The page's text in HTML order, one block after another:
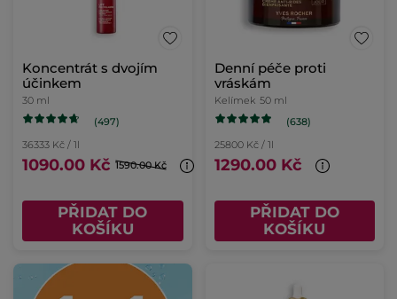
Koncentrát s dvojím
účinkem
30 ml
(497)
36333 Kč / 1l
1090.00 Kč 1590.00 Kč
PŘIDAT DO
KOŠÍKU
Denní péče proti
vráskám
Kelímek 50 ml
(638)
25800 Kč / 1l
1290.00 Kč
PŘIDAT DO
KOŠÍKU